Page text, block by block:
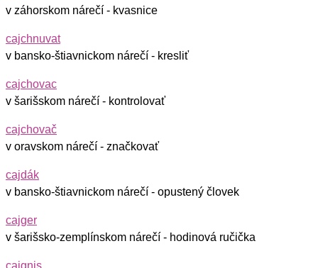
v záhorskom nárečí - kvasnice
cajchnuvat
v bansko-štiavnickom nárečí - kresliť
cajchovac
v šarišskom nárečí - kontrolovať
cajchovač
v oravskom nárečí - značkovať
cajdák
v bansko-štiavnickom nárečí - opustený človek
cajger
v šarišsko-zemplínskom nárečí - hodinová ručička
cajgnis